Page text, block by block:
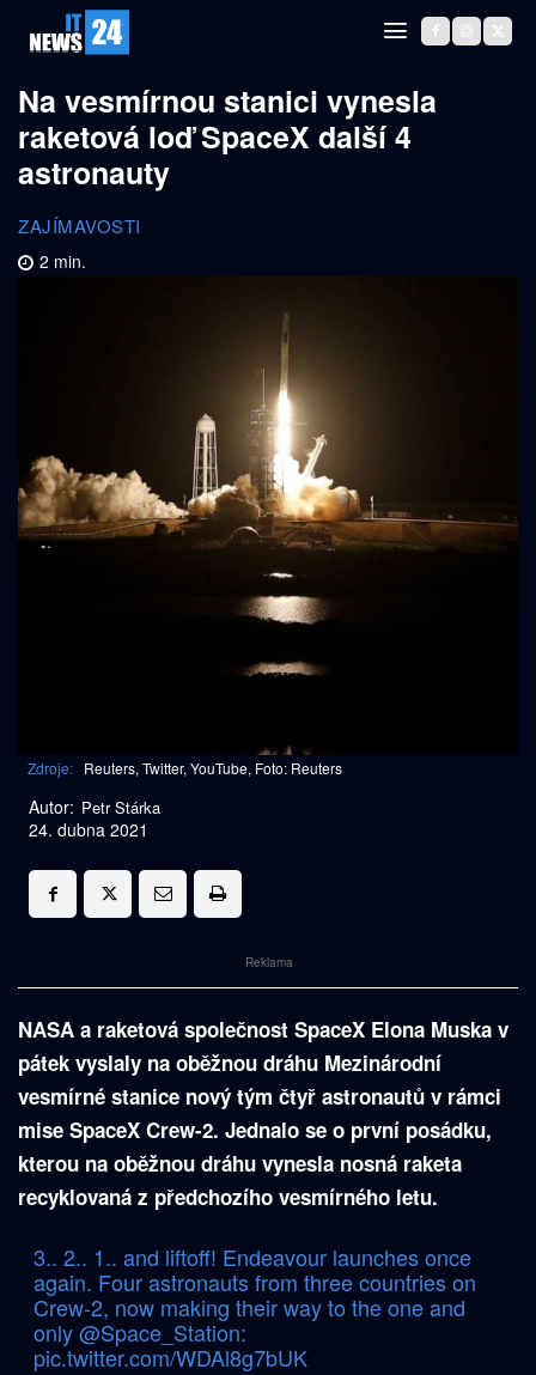
Na vesmírnou stanici vynesla
raketová loď SpaceX další 4
astronauty
ZAJÍMAVOSTI
2 min.
Zdroje: Reuters, Twitter, YouTube, Foto: Reuters
Autor: Petr Stárka
24. dubna 2021
Reklama
NASA a raketová společnost SpaceX Elona Muska v
pátek vyslaly na oběžnou dráhu Mezinárodní
vesmírné stanice nový tým čtyř astronautů v rámci
mise SpaceX Crew-2. Jednalo se o první posádku,
kterou na oběžnou dráhu vynesla nosná raketa
recyklovaná z předchozího vesmírného letu.
3.. 2.. 1.. and liftoff! Endeavour launches once
again. Four astronauts from three countries on
Crew-2, now making their way to the one and
only@Space_Station:
pic.twitter.com/WDAl8g7bUK